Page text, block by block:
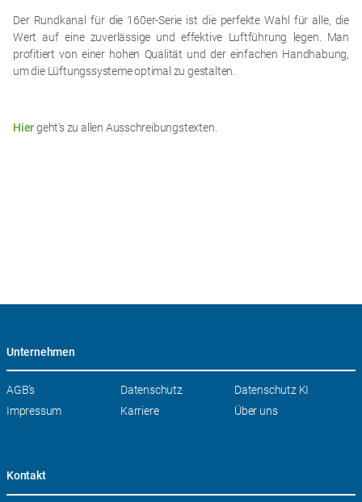
Der Rundkanal für die 160er-Serie ist die perfekte Wahl für alle, die
Wert auf eine zuverlässige und effektive Luftführung legen. Man
profitiert von einer hohen Qualität und der einfachen Handhabung,
um die Lüftungssysteme optimal zu gestalten.
Hiergeht's zu allen Ausschreibungstexten.
Unternehmen
Navigation
AGB’s Datenschutz
Datenschutz KI
Impressum
Karriere Über uns
Kontakt